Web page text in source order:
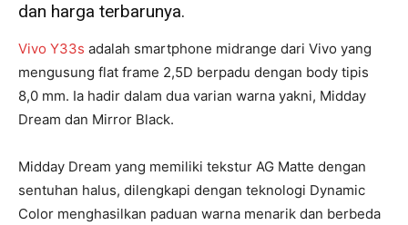
dan harga terbarunya.
Vivo Y33s adalah smartphone midrange dari Vivo yang
mengusung flat frame 2,5D berpadu dengan body tipis
8,0 mm. Ia hadir dalam dua varian warna yakni, Midday
Dream dan Mirror Black.
Midday Dream yang memiliki tekstur AG Matte dengan
sentuhan halus, dilengkapi dengan teknologi Dynamic
Color menghasilkan paduan warna menarik dan berbeda